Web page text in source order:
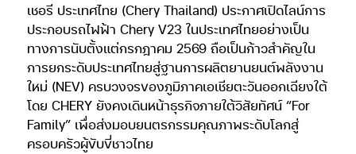
เชอรี ประเทศไทย (Chery Thailand) ประกาศเปิดไลน์การ
ประกอบรถไฟฟ้า Chery V23 ในประเทศไทยอย่างเป็น
ทางการนับตั้งแต่กรกฎาคม 2569 ถือเป็นก้าวสำคัญใน
การยกระดับประเทศไทยสู่ฐานการผลิตยานยนต์พลังงาน
ใหม่ (NEV) ครบวงจรของภูมิภาคเอเชียตะวันออกเฉียงใต้
โดย CHERY ยังคงเดินหน้าธุรกิจภายใต้วิสัยทัศน์ “For
Family” เพื่อส่งมอบยนตรกรรมคุณภาพระดับโลกสู่
ครอบครัวผู้ขับขี่ชาวไทย